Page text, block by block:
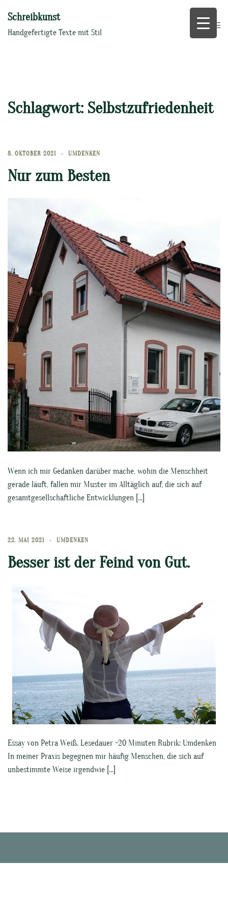
Inhalt
springen
Schreibkunst
Handgefertigte Texte mit Stil
Schlagwort: Selbstzufriedenheit
8. OKTOBER 2021 UMDENKEN
Nur zum Besten
Wenn ich mir Gedanken darüber mache, wohin die Menschheit
gerade läuft, fallen mir Muster im Alltäglich auf, die sich auf
gesamtgesellschaftliche Entwicklungen […]
22. MAI 2021 UMDENKEN
Besser ist der Feind von Gut.
Essay von Petra Weiß. Lesedauer ~20 Minuten Rubrik: Umdenken
In meiner Praxis begegnen mir häufig Menschen, die sich auf
unbestimmte Weise irgendwie […]